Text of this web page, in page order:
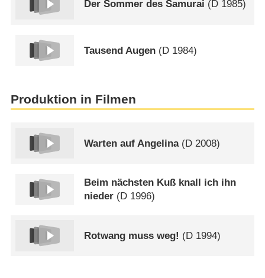
Der Sommer des Samurai (D 1985)
Tausend Augen (D 1984)
Produktion in Filmen
Warten auf Angelina(D 2008)
Beim nächsten Kuß knall ich ihn
nieder (D 1996)
Rotwang muss weg! (D 1994)